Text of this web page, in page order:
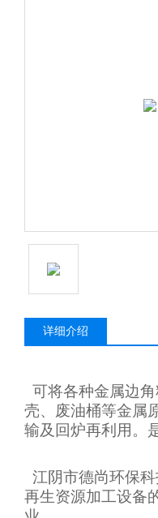
详细介绍
可将各种金属边
壳、废油桶等金属
输及回炉再利用。
江阴市德尚环保
再生资源加工设备